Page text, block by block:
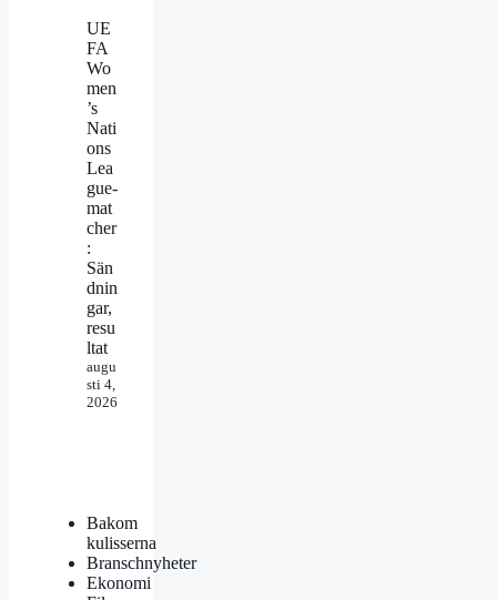
UE
FA
Wo
men
’s
Nati
ons
Lea
gue-
mat
cher
:
Sän
dnin
gar,
resu
ltat
augu
sti 4,
2026
Bakom
kulisserna
Branschnyheter
Ekonomi